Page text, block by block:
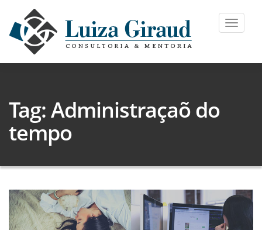
Toggle
Tag: Administraçaõ do
tempo